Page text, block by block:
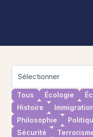
Tous Écologie
Histoire
Philosophie
Sécurité